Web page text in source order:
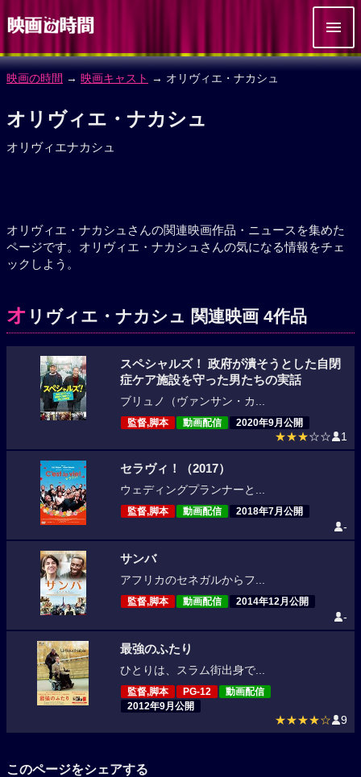
映画の時間 → 映画キャスト → オリヴィエ・ナカシュ
オリヴィエ・ナカシュ
オリヴィエナカシュ
オリヴィエ・ナカシュさんの関連映画作品・ニュースを集めた
ページです。オリヴィエ・ナカシュさんの気になる情報をチェ
ックしよう。
オ リヴィエ・ナカシュ 関連映画 4作品
スペシャルズ！ 政府が潰そうとした自閉
症ケア施設を守った男たちの実話
ブリュノ（ヴァンサン・カ...
監督,脚本 動画配信 2020年9月公開
★★★☆☆ 1
セラヴィ！（2017）
ウェディングプランナーと...
監督,脚本 動画配信 2018年7月公開
-
サンバ
アフリカのセネガルからフ...
監督,脚本 動画配信 2014年12月公開
-
最強のふたり
ひとりは、スラム街出身で...
監督,脚本 PG-12
動画配信
2012年9月公開
★★★★☆ 9
このページをシェアする